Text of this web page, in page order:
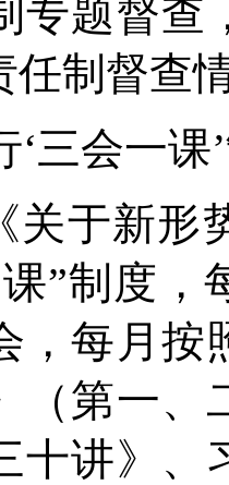
专题督查
任制督查
‘三会一
关于新形
”制度，
，每月按
（第一、
十讲》、